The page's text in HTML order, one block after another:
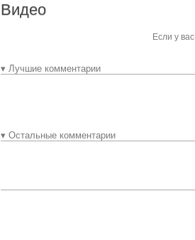
Видео
Если у
▾ Лучшие комментарии
▾ Остальные комментарии